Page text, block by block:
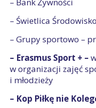
– Świetlica
– Grupy sportowo –
– Erasmus Sport + –
w organizacji zajęć
i młodzieży
– Kop Piłkę nie